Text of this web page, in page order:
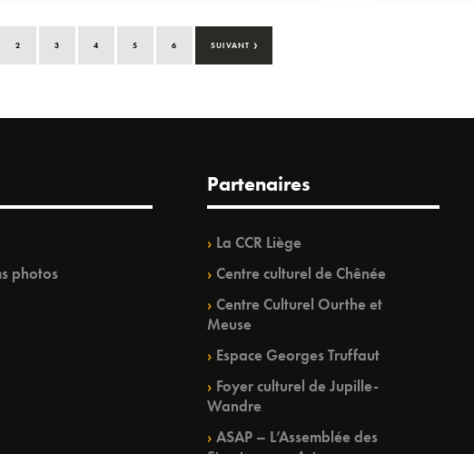
2 3 4 5 6 SUIVANT ›
photos
Partenaires
La CCR Liège
Centre culturel de Chênée
Centre Culturel Ourthe et
Meuse
Espace Georges Truffaut
Foyer culturel de Jupille-
Wandre
ASAP – L’Assemblée des